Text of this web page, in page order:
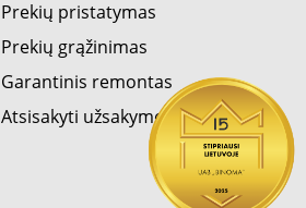
Prekių pristatymas
Prekių grąžinimas
Garantinis remontas
Atsisakyti užsakymo